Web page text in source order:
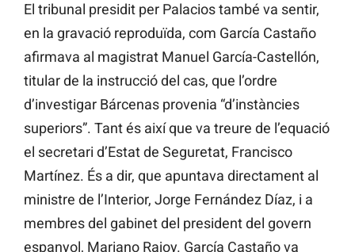
El tribunal presidit per Palacios també va sentir,
en la gravació reproduïda, com García Castaño
afirmava al magistrat Manuel García-Castellón,
titular de la instrucció del cas, que l’ordre
d’investigar Bárcenas provenia “d’instàncies
superiors”. Tant és així que va treure de l’equació
el secretari d’Estat de Seguretat, Francisco
Martínez. És a dir, que apuntava directament al
ministre de l’Interior, Jorge Fernández Díaz, i a
membres del gabinet del president del govern
espanyol, Mariano Rajoy. García Castaño va